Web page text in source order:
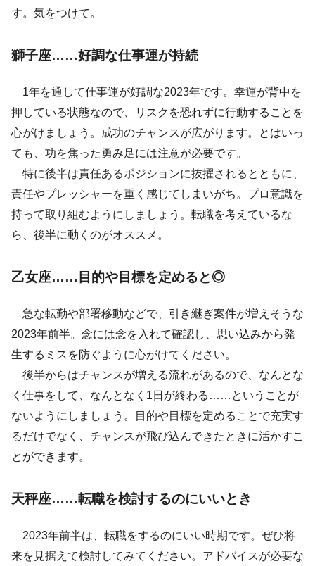
す。気をつけて。
獅子座……好調な仕事運が持続
1年を通して仕事運が好調な2023年です。幸運が背中を
押している状態なので、リスクを恐れずに行動することを
心がけましょう。成功のチャンスが広がります。とはいっ
ても、功を焦った勇み足には注意が必要です。
特に後半は責任あるポジションに抜擢されるとともに、
責任やプレッシャーを重く感じてしまいがち。プロ意識を
持って取り組むようにしましょう。転職を考えているな
ら、後半に動くのがオススメ。
乙女座……目的や目標を定めると◎
急な転勤や部署移動などで、引き継ぎ案件が増えそうな
2023年前半。念には念を入れて確認し、思い込みから発
生するミスを防ぐように心がけてください。
後半からはチャンスが増える流れがあるので、なんとな
く仕事をして、なんとなく1日が終わる……ということが
ないようにしましょう。目的や目標を定めることで充実す
るだけでなく、チャンスが飛び込んできたときに活かすこ
とができます。
天秤座……転職を検討するのにいいとき
2023年前半は、転職をするのにいい時期です。ぜひ将
来を見据えて検討してみてください。アドバイスが必要な